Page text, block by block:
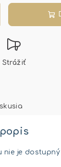
Strážiť
nie je dostupný